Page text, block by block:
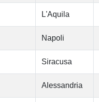
L'Aquila
Napoli
Siracusa
Alessandria